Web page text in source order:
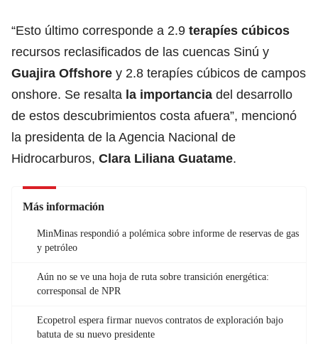
“Esto último corresponde a 2.9 terapíes cúbicos
recursos reclasificados de las cuencas Sinú y
Guajira Offshore y 2.8 terapíes cúbicos de campos
onshore. Se resalta la importancia del desarrollo
de estos descubrimientos costa afuera”, mencionó
la presidenta de la Agencia Nacional de
Hidrocarburos, Clara Liliana Guatame.
Más información
MinMinas respondió a polémica sobre informe de reservas de gas
y petróleo
Aún no se ve una hoja de ruta sobre transición energética:
corresponsal de NPR
Ecopetrol espera firmar nuevos contratos de exploración bajo
batuta de su nuevo presidente